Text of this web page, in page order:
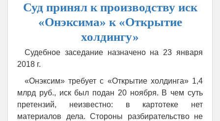
приняла
закон
о
бюджете
Пенсионного
фонда
года
Суд принял к производству иск
«Онэксима» к «Открытие
холдингу»
Судебное заседание назначено на 23 января
2018 г.
«Онэксим» требует с «Открытие холдинга» 1,4
млрд руб., иск был подан 20 ноября. В чем суть
претензий, неизвестно: в картотеке нет
материалов дела. Стороны разбирательство не